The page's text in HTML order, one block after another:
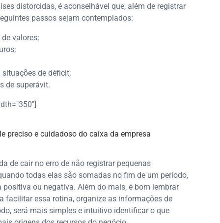
distorcidas, é aconselhável que, além de registrar
passos sejam contemplados:
valores;
de déficit;
de superávit.
de cair no erro de não registrar pequenas
todas elas são somadas no fim de um período,
ou negativa. Além do mais, é bom lembrar
facilitar essa rotina, organize as informações de
será mais simples e intuitivo identificar o que